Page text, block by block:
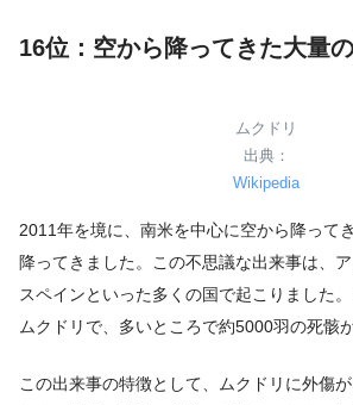
16位：空から降ってきた大量
ムクドリ
出典：
Wikipedia
2011年を境に、南米を中心に空から降って
降ってきました。この不思議な出来事は、ア
スペインといった多くの国で起こりました
ムクドリで、多いところで約5000羽の死骸
この出来事の特徴として、ムクドリに外傷